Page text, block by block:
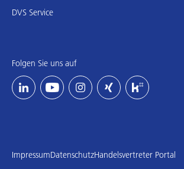
DVS Service
Folgen Sie uns auf
ImpressumDatenschutzHandelsvertreter Portal